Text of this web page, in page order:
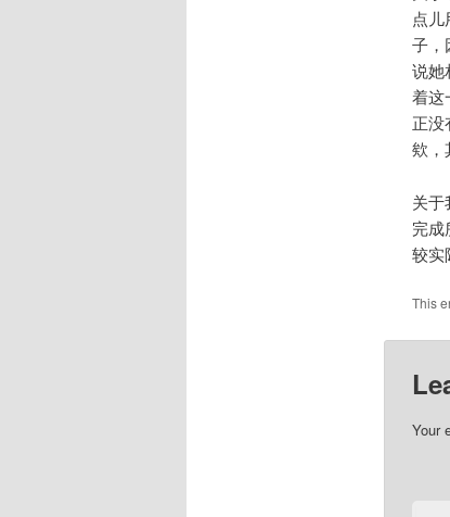
点
子，
说她
着这
正
欸，
关
完
较实
This
Your